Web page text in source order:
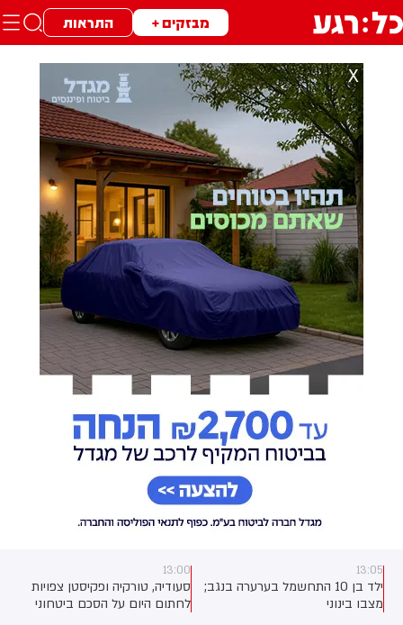
מבזקים + התראות
X
13:05
ילד בן 10 התחשמל בערערה בנגב;
מצבו בינוני
13:00
סעודיה, טורקיה ופקיסטן צפויות
לחתום היום על הסכם ביטחוני